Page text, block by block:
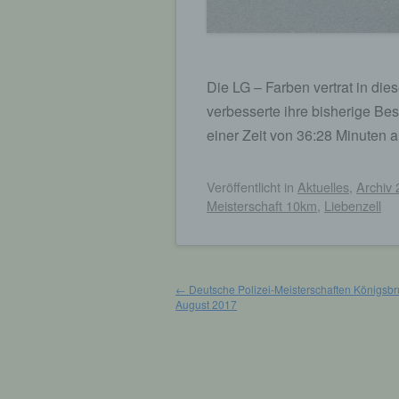
Die LG – Farben vertrat in
verbesserte ihre bisherige
einer Zeit von 36:28 Minuten
Veröffentlicht in Aktuelles Archiv
Meisterschaft 10km Liebenzell
Beitragsnavigation
← Deutsche Polizei-Meisterschaften
August 2017